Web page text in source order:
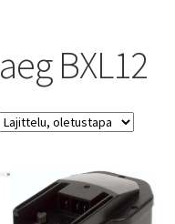
aeg BXL12